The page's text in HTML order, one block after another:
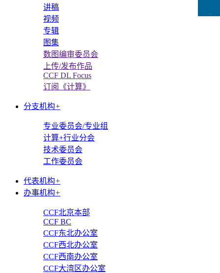
讲稿
视频
专辑
图集
数图编审委员会
上传/发布作品
CCF DL Focus
订阅《计算》
分支机构+
专业委员会/专业组
计算+行业分会
技术委员会
工作委员会
代表机构+
办事机构+
CCF北京本部
CCF BC
CCF东北办公室
CCF西北办公室
CCF西南办公室
CCF大湾区办公室